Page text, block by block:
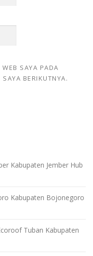
SAYA PADA
BERIKUTNYA.
Kabupaten Jember Hub
Kabupaten Bojonegoro
Tuban Kabupaten